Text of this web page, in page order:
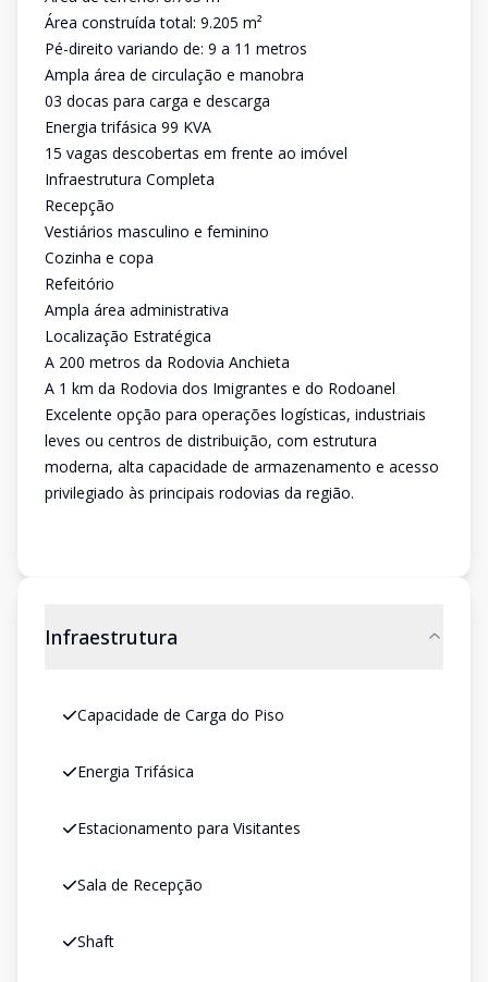
Área construída total: 9.205 m²
Pé-direito variando de: 9 a 11 metros
Ampla área de circulação e manobra
03 docas para carga e descarga
Energia trifásica 99 KVA
15 vagas descobertas em frente ao imóvel
Infraestrutura Completa
Recepção
Vestiários masculino e feminino
Cozinha e copa
Refeitório
Ampla área administrativa
Localização Estratégica
A 200 metros da Rodovia Anchieta
A 1 km da Rodovia dos Imigrantes e do Rodoanel
Excelente opção para operações logísticas, industriais
leves ou centros de distribuição, com estrutura
moderna, alta capacidade de armazenamento e acesso
privilegiado às principais rodovias da região.
Infraestrutura
Capacidade de Carga do Piso
Energia Trifásica
Estacionamento para Visitantes
Sala de Recepção
Shaft